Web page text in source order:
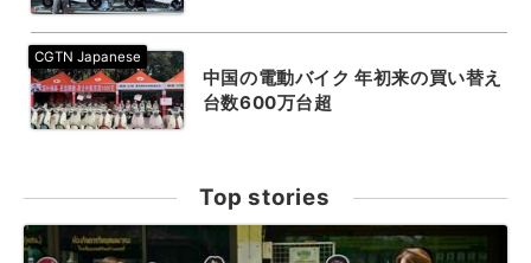
中国の電動バイク 年初来の買い替え
台数600万台超
Top stories